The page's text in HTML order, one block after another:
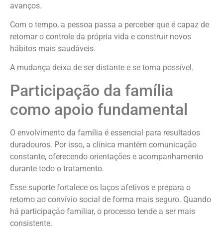
avanços.
Com o tempo, a pessoa passa a perceber que é capaz de
retomar o controle da própria vida e construir novos
hábitos mais saudáveis.
A mudança deixa de ser distante e se torna possível.
Participação da família
como apoio fundamental
O envolvimento da família é essencial para resultados
duradouros. Por isso, a clínica mantém comunicação
constante, oferecendo orientações e acompanhamento
durante todo o tratamento.
Esse suporte fortalece os laços afetivos e prepara o
retorno ao convívio social de forma mais seguro. Quando
há participação familiar, o processo tende a ser mais
consistente.